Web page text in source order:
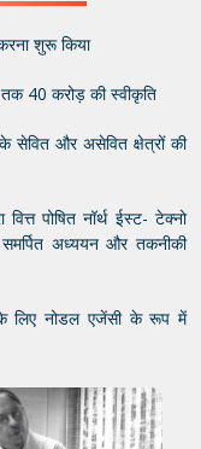
शुरू किया
40 करोड़ की स्वीकृति
सेवित और असेवित क्षेत्रों की
पोषित नॉर्थ ईस्ट- टेक्नो
अध्ययन और तकनीकी
लिए नोडल एजेंसी के रूप में